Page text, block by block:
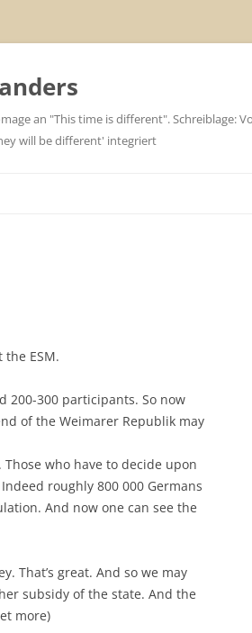
an "This time is different". Schreiblage:
will be different' integriert
ESM.
200-300 participants. So now
of the Weimarer Republik may
who have to decide upon
roughly 800 000 Germans
And now one can see the
That’s great. And so we may
subsidy of the state. And the
more)